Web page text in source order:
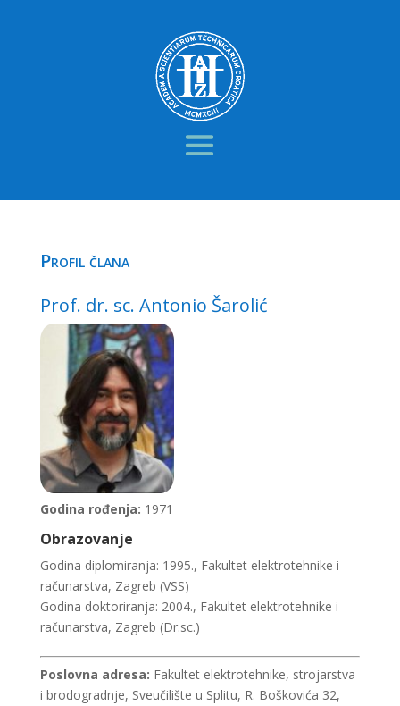
Profil člana
Prof. dr. sc. Antonio Šarolić
Godina rođenja: 1971
Obrazovanje
Godina diplomiranja: 1995., Fakultet elektrotehnike i
računarstva, Zagreb (VSS)
Godina doktoriranja: 2004., Fakultet elektrotehnike i
računarstva, Zagreb (Dr.sc.)
Poslovna adresa: Fakultet elektrotehnike, strojarstva
i brodogradnje, Sveučilište u Splitu, R. Boškovića 32,